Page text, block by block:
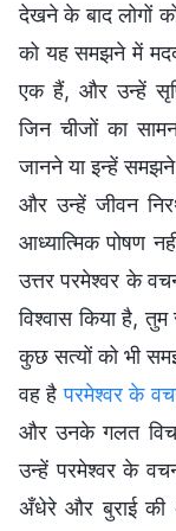
देखने के बाद लोगों
को यह समझने में
एक हैं, और उन्हें
जिन चीजों का
जानने या इन्हें
और उन्हें जीवन
आध्यात्मिक पोषण
उत्तर परमेश्वर के
विश्वास किया है,
कुछ सत्यों को भी
वह हैपरमेश्वर के
और उनके गलत
उन्हें परमेश्वर के
अँधेरे और बुराई की